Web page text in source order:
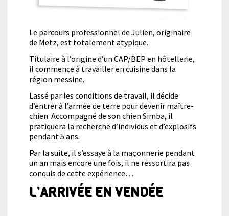
de
la
structure
Atlante
Production
Le parcours professionnel de Julien, originaire
de Metz, est totalement atypique.
Titulaire à l’origine d’un CAP/BEP en hôtellerie,
il commence à travailler en cuisine dans la
région messine.
Lassé par les conditions de travail, il décide
d’entrer à l’armée de terre pour devenir maître-
chien. Accompagné de son chien Simba, il
pratiquera la recherche d’individus et d’explosifs
pendant 5 ans.
Par la suite, il s’essaye à la maçonnerie pendant
un an mais encore une fois, il ne ressortira pas
conquis de cette expérience…
L’ARRIVÉE EN VENDÉE